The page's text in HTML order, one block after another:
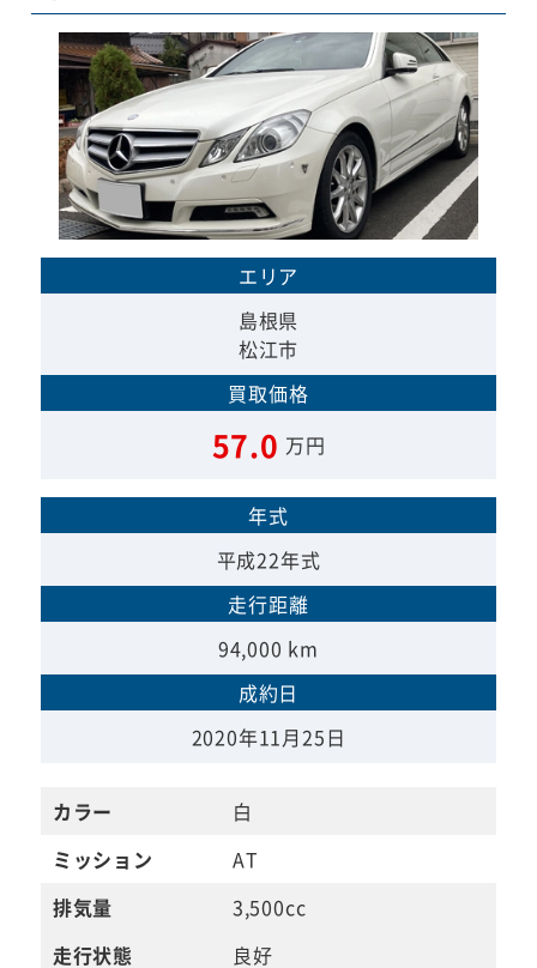
エリア
島根県
松江市
買取価格
57.0 万円
年式
平成22年式
走行距離
94,000 km
成約日
2020年11月25日
カラー
白
ミッション
AT
排気量
3,500cc
走行状態
良好